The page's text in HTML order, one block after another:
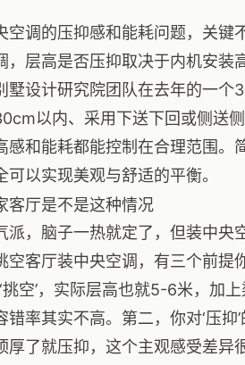
空调的压抑感和能耗问题，关键
，层高是否压抑取决于内机安装
墅设计研究院团队在去年的一
以内、采用下送下回或侧送
感和能耗都能控制在合理范围。
以实现美观与舒适的平衡。
客厅是不是这种情况
派，脑子一热就定了，但装中央
空客厅装中央空调，有三个前
挑空’，实际层高也就5-6米，加
率其实不高。第二，你对‘压
厚了就压抑，这个主观感受差异